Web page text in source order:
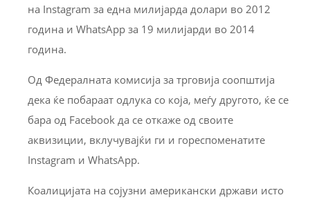
на Instagram за една милијарда долари во 2012
година и WhatsApp за 19 милијарди во 2014
година.
Од Федералната комисија за трговија соопштија
дека ќе побараат одлука со која, меѓу другото, ќе се
бара од Facebook да се откаже од своите
аквизиции, вклучувајќи ги и гореспоменатите
Instagram и WhatsApp.
Коалицијата на сојузни американски држави исто